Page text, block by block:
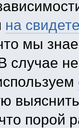
на
мы
случае
выяснить
порой